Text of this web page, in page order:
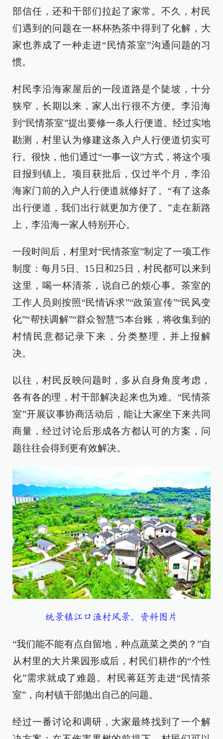
部信任，还和干部们拉起了家常。不久，村民
们遇到的问题在一杯杯热茶中得到了化解，大
家也养成了一种走进“民情茶室”沟通问题的习
惯。
村民李沿海家屋后的一段道路是个陡坡，十分
狭窄，长期以来，家人出行很不方便。李沿海
到“民情茶室”提出要修一条人行便道。经过实地
勘测，村里认为修建这条入户人行便道切实可
行。很快，他们通过“一事一议”方式，将这个项
目报到镇上。项目获批后，仅过半个月，李沿
海家门前的入户人行便道就修好了。“有了这条
出行便道，我们出行就更加方便了。”走在新路
上，李沿海一家人特别开心。
一段时间后，村里对“民情茶室”制定了一项工作
制度：每月5日、15日和25日，村民都可以来到
这里，喝一杯清茶，说自己的烦心事。茶室的
工作人员则按照“民情诉求”“政策宣传”“民风变
化”“帮扶调解”“群众智慧”5本台账，将收集到的
村情民意都记录下来，分类整理，并上报解
决。
以往，村民反映问题时，多从自身角度考虑，
各有各的理，村干部解决起来也为难。“民情茶
室”开展议事协商活动后，能让大家坐下来共同
商量，经过讨论后形成各方都认可的方案，问
题往往会得到更有效解决。
统景镇江口渔村风景。资料图片
“我们能不能有点自留地，种点蔬菜之类的？”自
从村里的大片果园形成后，村民们耕作的“个性
化”需求就成了难题。村民蒋廷芳走进“民情茶
室”，向村镇干部抛出自己的问题。
经过一番讨论和调研，大家最终找到了一个解